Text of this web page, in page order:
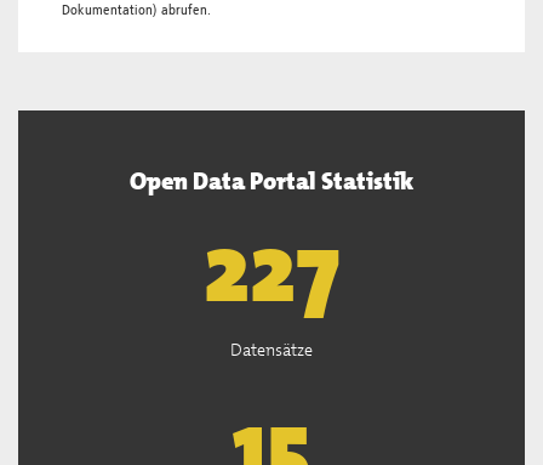
Dokumentation) abrufen.
Open Data Portal Statistik
227
Datensätze